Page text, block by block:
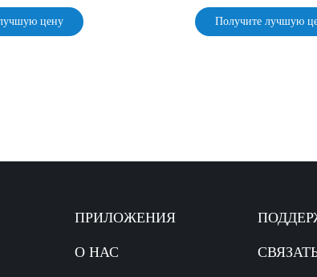
качество
цену
Как оценить
или без
экологически
KKG Electronics
Получите лучшую
ПРИЛОЖЕНИЯ
О НАС